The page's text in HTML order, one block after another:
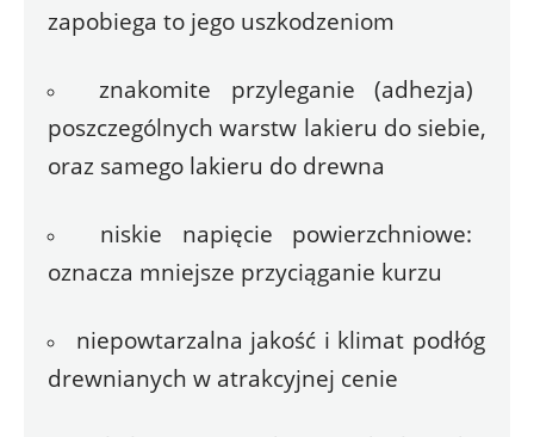
zapobiega to jego uszkodzeniom
znakomite przyleganie (adhezja)
poszczególnych warstw lakieru do siebie,
oraz samego lakieru do drewna
niskie napięcie powierzchniowe:
oznacza mniejsze przyciąganie kurzu
niepowtarzalna jakość i klimat podłóg
drewnianych w atrakcyjnej cenie